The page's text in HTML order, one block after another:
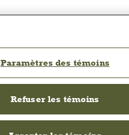
ACANA Facebook
ACANA Instagram
Paramètres des témoins
Refuser les témoins